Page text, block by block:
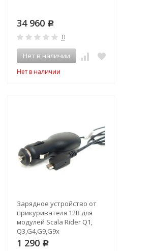
34 960 Р
0
Нет в наличии
Нет в наличии
Зарядное устройство от
прикуривателя 12В для
модулей Scala Rider Q1,
Q3,G4,G9,G9x
1 290 Р